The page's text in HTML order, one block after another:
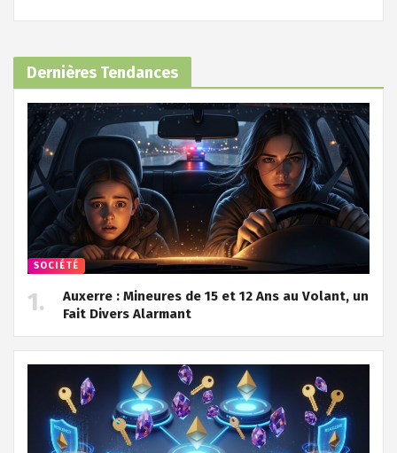
Dernières Tendances
SOCIÉTÉ
Auxerre : Mineures de 15 et 12 Ans au Volant, un
Fait Divers Alarmant